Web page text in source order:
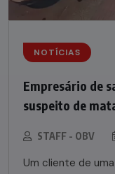
NOTÍCIAS
Empresário de
suspeito de
STAFF - OBV
Um cliente de